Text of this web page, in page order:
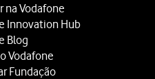
na Vodafone
Innovation Hub
Blog
Vodafone
Fundação